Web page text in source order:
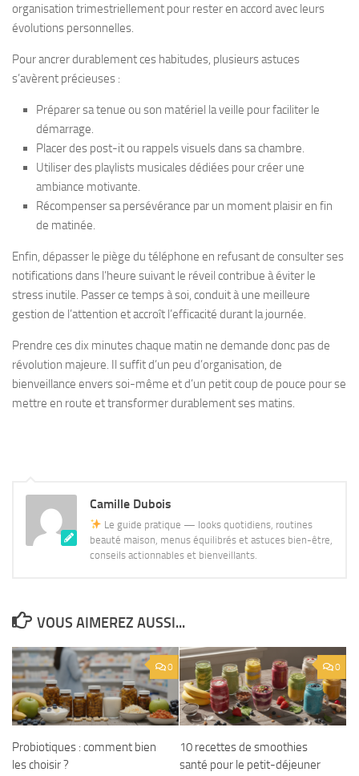
organisation trimestriellement pour rester en accord avec leurs
évolutions personnelles.
Pour ancrer durablement ces habitudes, plusieurs astuces
s’avèrent précieuses :
Préparer sa tenue ou son matériel la veille pour faciliter le
démarrage.
Placer des post-it ou rappels visuels dans sa chambre.
Utiliser des playlists musicales dédiées pour créer une
ambiance motivante.
Récompenser sa persévérance par un moment plaisir en fin
de matinée.
Enfin, dépasser le piège du téléphone en refusant de consulter ses
notifications dans l’heure suivant le réveil contribue à éviter le
stress inutile. Passer ce temps à soi, conduit à une meilleure
gestion de l’attention et accroît l’efficacité durant la journée.
Prendre ces dix minutes chaque matin ne demande donc pas de
révolution majeure. Il suffit d’un peu d’organisation, de
bienveillance envers soi-même et d’un petit coup de pouce pour se
mettre en route et transformer durablement ses matins.
Camille Dubois
Le guide pratique — looks quotidiens, routines
beauté maison, menus équilibrés et astuces bien-être,
conseils actionnables et bienveillants.
VOUS AIMEREZ AUSSI...
0
Probiotiques : comment bien
les choisir ?
0
10 recettes de smoothies
santé pour le petit-déjeuner